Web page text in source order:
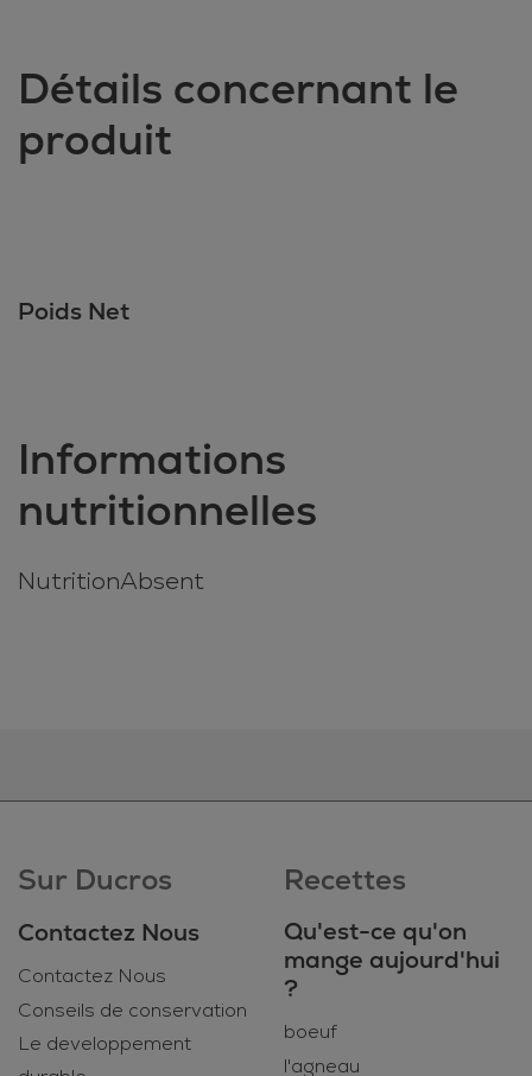
Détails concernant le
produit
Poids Net
Informations
nutritionnelles
NutritionAbsent
Sur Ducros
Contactez Nous
Contactez Nous
Conseils de conservation
Le developpement
Recettes
Qu'est-ce qu'on
mange aujourd'hui
?
boeuf
l'agneau